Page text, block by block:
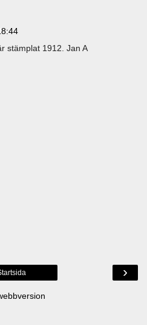
stämplat 1912. Jan A
›